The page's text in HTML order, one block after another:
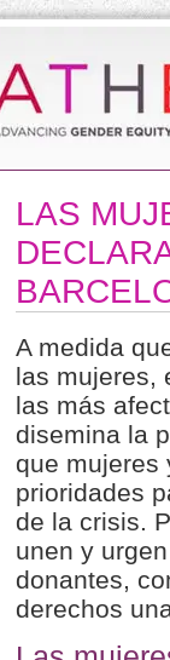
LAS
A medida
las mujeres,
las más
disemina la
que mujeres
prioridades
de la crisis.
unen y
donantes,
derechos